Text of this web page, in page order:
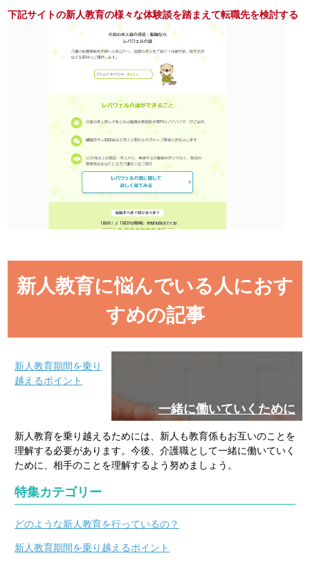
下記サイトの新人教育の様々な体験談を踏まえて転職先を検討する
新人教育に悩んでいる人におす
すめの記事
新人教育期間を乗り
越えるポイント
一緒に働いていくために
新人教育を乗り越えるためには、新人も教育係もお互いのことを
理解する必要があります。今後、介護職として一緒に働いていく
ために、相手のことを理解するよう努めましょう。
特集カテゴリー
どのような新人教育を行っているの？
新人教育期間を乗り越えるポイント